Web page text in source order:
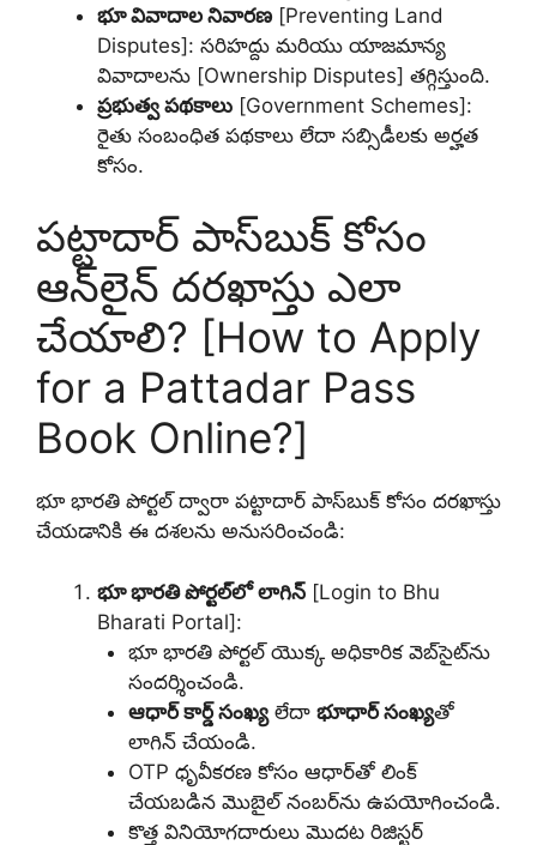
భూ వివాదాల నివారణ [Preventing Land
Disputes]: సరిహద్దు మరియు యాజమాన్య
వివాదాలను [Ownership Disputes] తగ్గిస్తుంది.
ప్రభుత్వ పథకాలు [Government Schemes]:
రైతు సంబంధిత పథకాలు లేదా సబ్సిడీలకు అర్హత
కోసం.
పట్టాదార్ పాస్‌బుక్ కోసం
ఆన్‌లైన్ దరఖాస్తు ఎలా
చేయాలి? [How to Apply
for a Pattadar Pass
Book Online?]
భూ భారతి పోర్టల్ ద్వారా పట్టాదార్ పాస్‌బుక్ కోసం దరఖాస్తు
చేయడానికి ఈ దశలను అనుసరించండి:
భూ భారతి పోర్టల్‌లో లాగిన్ [Login to Bhu
Bharati Portal]:
భూ భారతి పోర్టల్ యొక్క అధికారిక వెబ్‌సైట్‌ను
సందర్శించండి.
ఆధార్ కార్డ్ సంఖ్యలేదా భూధార్ సంఖ్యతో
లాగిన్ చేయండి.
OTP ధృవీకరణ కోసం ఆధార్‌తో లింక్
చేయబడిన మొబైల్ నంబర్‌ను ఉపయోగించండి.
కొత్త వినియోగదారులు మొదట రిజిస్టర్